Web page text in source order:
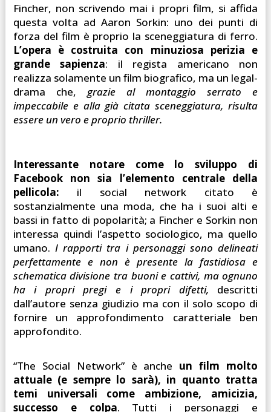
Fincher, non scrivendo mai i propri film, si affida
questa volta ad Aaron Sorkin: uno dei punti di
forza del film è proprio la sceneggiatura di ferro.
L’opera è costruita con minuziosa perizia e
grande sapienza: il regista americano non
realizza solamente un film biografico, ma un legal-
drama che, grazie al montaggio serrato e
impeccabile e alla già citata sceneggiatura, risulta
essere un vero e proprio thriller.
Interessante notare come lo sviluppo di
Facebook non sia l’elemento centrale della
pellicola: il social network citato è
sostanzialmente una moda, che ha i suoi alti e
bassi in fatto di popolarità; a Fincher e Sorkin non
interessa quindi l’aspetto sociologico, ma quello
umano.I rapporti tra i personaggi sono delineati
perfettamente e non è presente la fastidiosa e
schematica divisione tra buoni e cattivi, ma ognuno
ha i propri pregi e i propri difetti, descritti
dall’autore senza giudizio ma con il solo scopo di
fornire un approfondimento caratteriale ben
approfondito.
“The Social Network” è anche un film molto
attuale (e sempre lo sarà), in quanto tratta
temi universali come ambizione, amicizia,
successo e colpa. Tutti i personaggi e